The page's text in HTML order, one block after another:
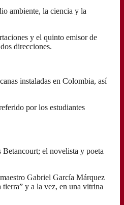
ambiente, la ciencia y la
y el quinto emisor de
direcciones.
instaladas en Colombia, así
por los estudiantes
el novelista y poeta
Gabriel García Márquez
y a la vez, en una vitrina